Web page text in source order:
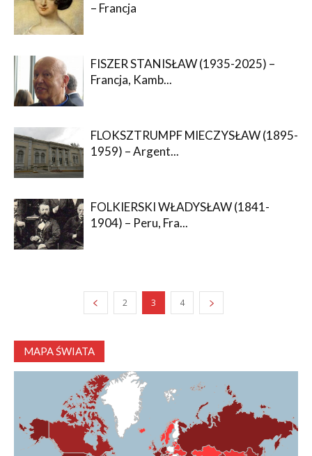
– Francja
FISZER STANISŁAW (1935-2025) –
Francja, Kamb...
FLOKSZTRUMPF MIECZYSŁAW (1895-
1959) – Argent...
FOLKIERSKI WŁADYSŁAW (1841-
1904) – Peru, Fra...
2 3 4
MAPA ŚWIATA